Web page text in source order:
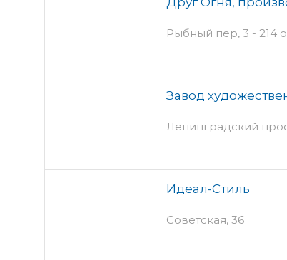
Рыбный пер, 3 - 214
Завод
Ленинградский
Идеал-Стиль
Советская, 36